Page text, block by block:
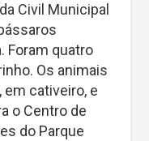
Civil Municipal
Foram quatro
Os animais
cativeiro, e
o Centro de
do Parque